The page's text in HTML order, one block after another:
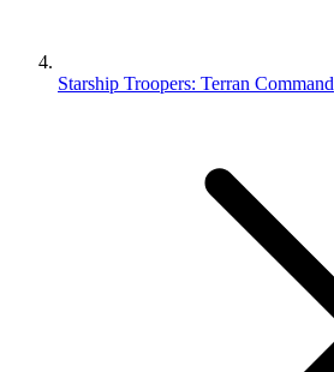
Starship Troopers: Terran Command